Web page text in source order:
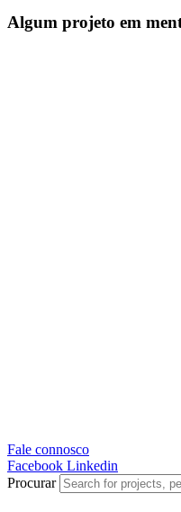
Algum projeto em
Fale connosco
Facebook Linkedin
Procurar